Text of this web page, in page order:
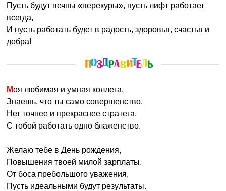
Пусть будут вечны «перекуры», пусть лифт работает
всегда,
И пусть работать будет в радость, здоровья, счастья и
добра!
Моя любимая и умная коллега,
Знаешь, что ты само совершенство.
Нет точнее и прекраснее стратега,
С тобой работать одно блаженство.
Желаю тебе в День рождения,
Повышения твоей милой зарплаты.
От боса пребольшого уважения,
Пусть идеальными будут результаты.